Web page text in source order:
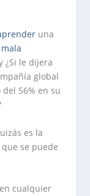
una
mala
¿Si le dijera
global
56% en su
es la
se puede
en cualquier